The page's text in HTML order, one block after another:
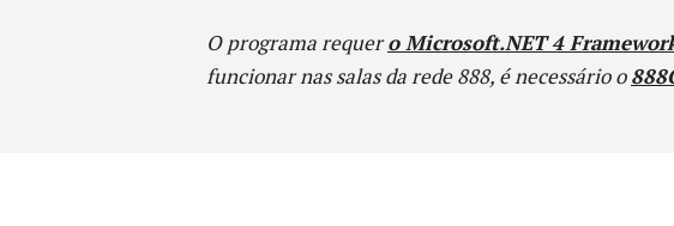
O programa requero Microsoft.NET 4
funcionar nas salas da rede 888, é necessário o